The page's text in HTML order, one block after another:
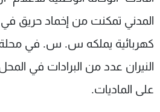
المدني تمكنت من إخماد حريق
كهربائية يملكه س. س. في
النيران عدد من البرادات في
على الماديات.
شاهد البرامج
الترددات
عن MTV
لاعلاناتكم
وظائف